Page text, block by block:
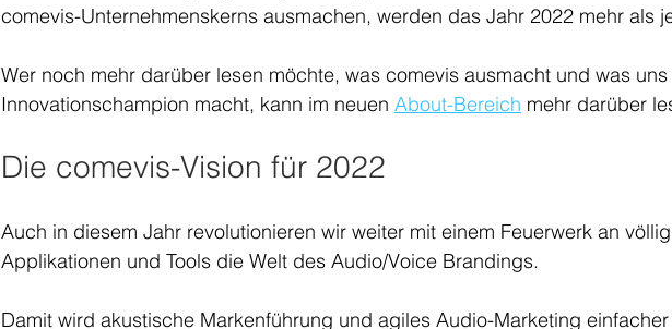
comevis-Unternehmenskerns ausmachen, werden das Jahr 2022 mehr als
Wer noch mehr darüber lesen möchte, was comevis ausmacht und was
Innovationschampion macht, kann im neuen About-Bereich mehr darüber
Die comevis-Vision für 2022
Auch in diesem Jahr revolutionieren wir weiter mit einem Feuerwerk an
Applikationen und Tools die Welt des Audio/Voice Brandings.
Damit wird akustische Markenführung und agiles Audio-Marketing